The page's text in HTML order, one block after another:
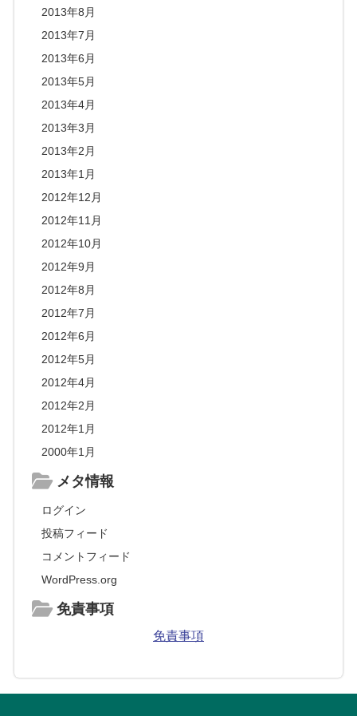
2013年8月
2013年7月
2013年6月
2013年5月
2013年4月
2013年3月
2013年2月
2013年1月
2012年12月
2012年11月
2012年10月
2012年9月
2012年8月
2012年7月
2012年6月
2012年5月
2012年4月
2012年2月
2012年1月
2000年1月
メタ情報
ログイン
投稿フィード
コメントフィード
WordPress.org
免責事項
免責事項